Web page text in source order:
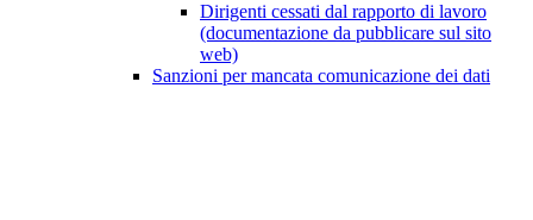
Dirigenti cessati dal rapporto di lavoro
(documentazione da pubblicare sul sito
web)
Sanzioni per mancata comunicazione dei dati